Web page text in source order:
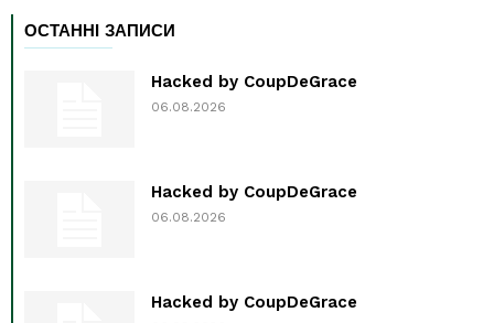
ОСТАННІ ЗАПИСИ
Hacked by CoupDeGrace
06.08.2026
Hacked by CoupDeGrace
06.08.2026
Hacked by CoupDeGrace